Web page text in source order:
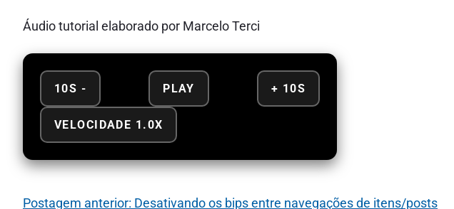
Áudio tutorial elaborado por Marcelo Terci
10S - PLAY + 10S
VELOCIDADE 1.0X
Postagem anterior: Desativando os bips entre navegações de itens/posts